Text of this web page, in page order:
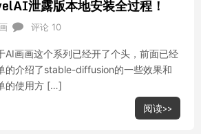
泄露版本地安装全过程！
评论 10
AI画画这个系列已经开了个头，前面已经
的介绍了stable-diffusion的一些效果和
的使用方 […]
阅读>>